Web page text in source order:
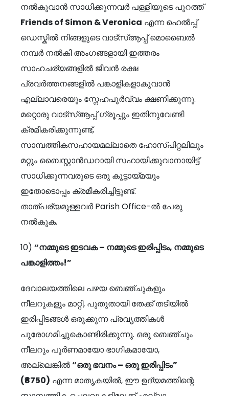
നൽകുവാൻ സാധിക്കുന്നവർ പള്ളിയുടെ പുറത്ത്
Friends of Simon & Veronica എന്ന ഹെൽപ്പ്
ഡെസ്കിൽ നിങ്ങളുടെ വാട്സ്ആപ്പ് മൊബൈൽ
നമ്പർ നൽകി അംഗങ്ങളായി ഇത്തരം
സാഹചര്യങ്ങളിൽ ജീവൻ രക്ഷ
പ്രവർത്തനങ്ങളിൽ പങ്കാളികളാകുവാൻ
എല്ലാവരെയും സ്നേഹപൂർവ്വം ക്ഷണിക്കുന്നു.
മറ്റൊരു വാട്സ്ആപ്പ് ഗ്രൂപ്പും ഇതിനുവേണ്ടി
ക്രമീകരിക്കുന്നുണ്ട്,
സാമ്പത്തികസഹായമല്ലാതെ ഹോസ്പിറ്റലിലും
മറ്റും ബൈസ്റ്റാൻഡറായി സഹായിക്കുവാനായിട്ട്
സാധിക്കുന്നവരുടെ ഒരു കൂട്ടായ്മയും
ഇതോടൊപ്പം ക്രമീകരിച്ചിട്ടുണ്ട്.
താത്പര്യമുള്ളവർ Parish Office-ൽ പേരു
നൽകുക.
10)“നമ്മുടെ ഇടവക – നമ്മുടെ ഇരിപ്പിടം, നമ്മുടെ
പങ്കാളിത്തം!”
ദേവാലയത്തിലെ പഴയ ബെഞ്ചുകളും
നീലറുകളും മാറ്റി, പുതുതായി തേക്ക് തടിയിൽ
ഇരിപ്പിടങ്ങൾ ഒരുക്കുന്ന പ്രവൃത്തികൾ
പുരോഗമിച്ചുകൊണ്ടിരിക്കുന്നു. ഒരു ബെഞ്ചും
നീലറും പൂർണമായോ ഭാഗികമായോ,
അല്ലെങ്കിൽ“ഒരു ഭവനം – ഒരു ഇരിപ്പിടം”
(₹8750) എന്ന മാതൃകയിൽ, ഈ ഉദ്യമത്തിന്റെ